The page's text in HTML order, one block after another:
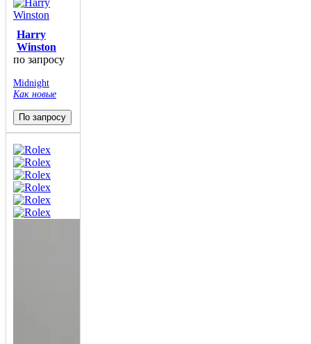
Harry
Winston
по запросу
Midnight
Как новые
По запросу